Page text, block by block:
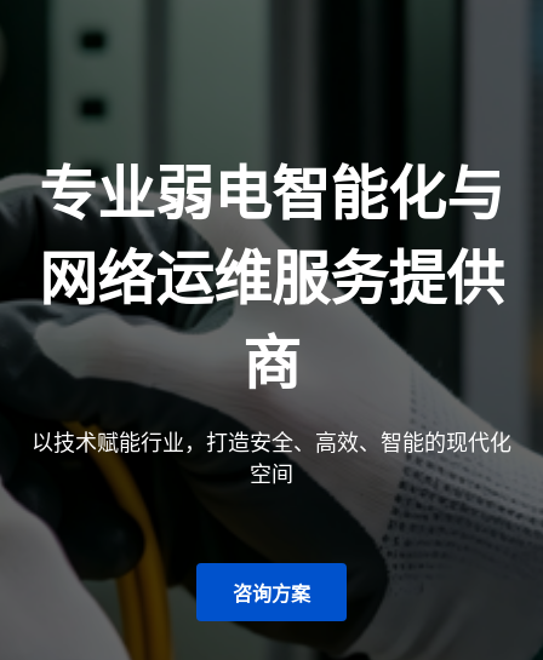
专业弱电智能化与
网络运维服务提供
商
以技术赋能行业，打造安全、高效、智能的现代化
空间
咨询方案